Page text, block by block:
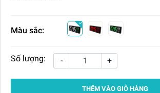
Màu sắc:
Số lượng: - +
THÊM VÀO GIỎ HÀNG